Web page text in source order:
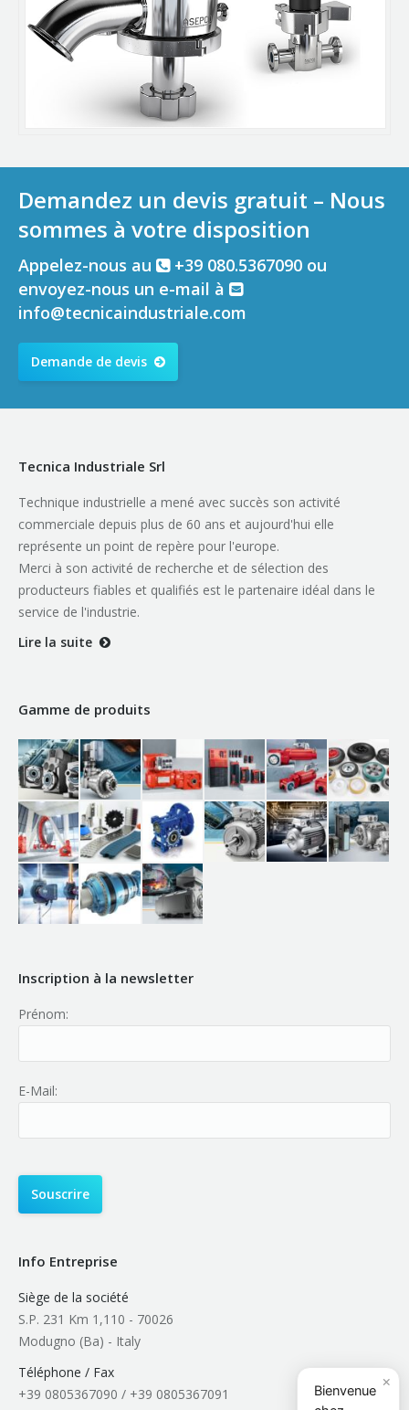
Demandez un devis gratuit – Nous
sommes à votre disposition
Appelez-nous au
+39 080.5367090 ou
envoyez-nous un e-mail à
info@tecnicaindustriale.com
Demande de devis
Tecnica Industriale Srl
Technique industrielle a mené avec succès son activité
commerciale depuis plus de 60 ans et aujourd'hui elle
représente un point de repère pour l'europe.
Merci à son activité de recherche et de sélection des
producteurs fiables et qualifiés est le partenaire idéal dans le
service de l'industrie.
Lire la suite
Gamme de produits
Inscription à la newsletter
Prénom:
E-Mail:
Info Entreprise
Siège de la société
S.P. 231 Km 1,110 - 70026
Modugno (Ba) - Italy
Téléphone / Fax
+39 0805367090 / +39 0805367091
×
Bienvenue